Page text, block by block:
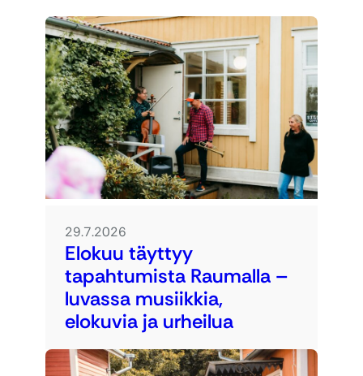
29.7.2026
Elokuu täyttyy
tapahtumista Raumalla –
luvassa musiikkia,
elokuvia ja urheilua